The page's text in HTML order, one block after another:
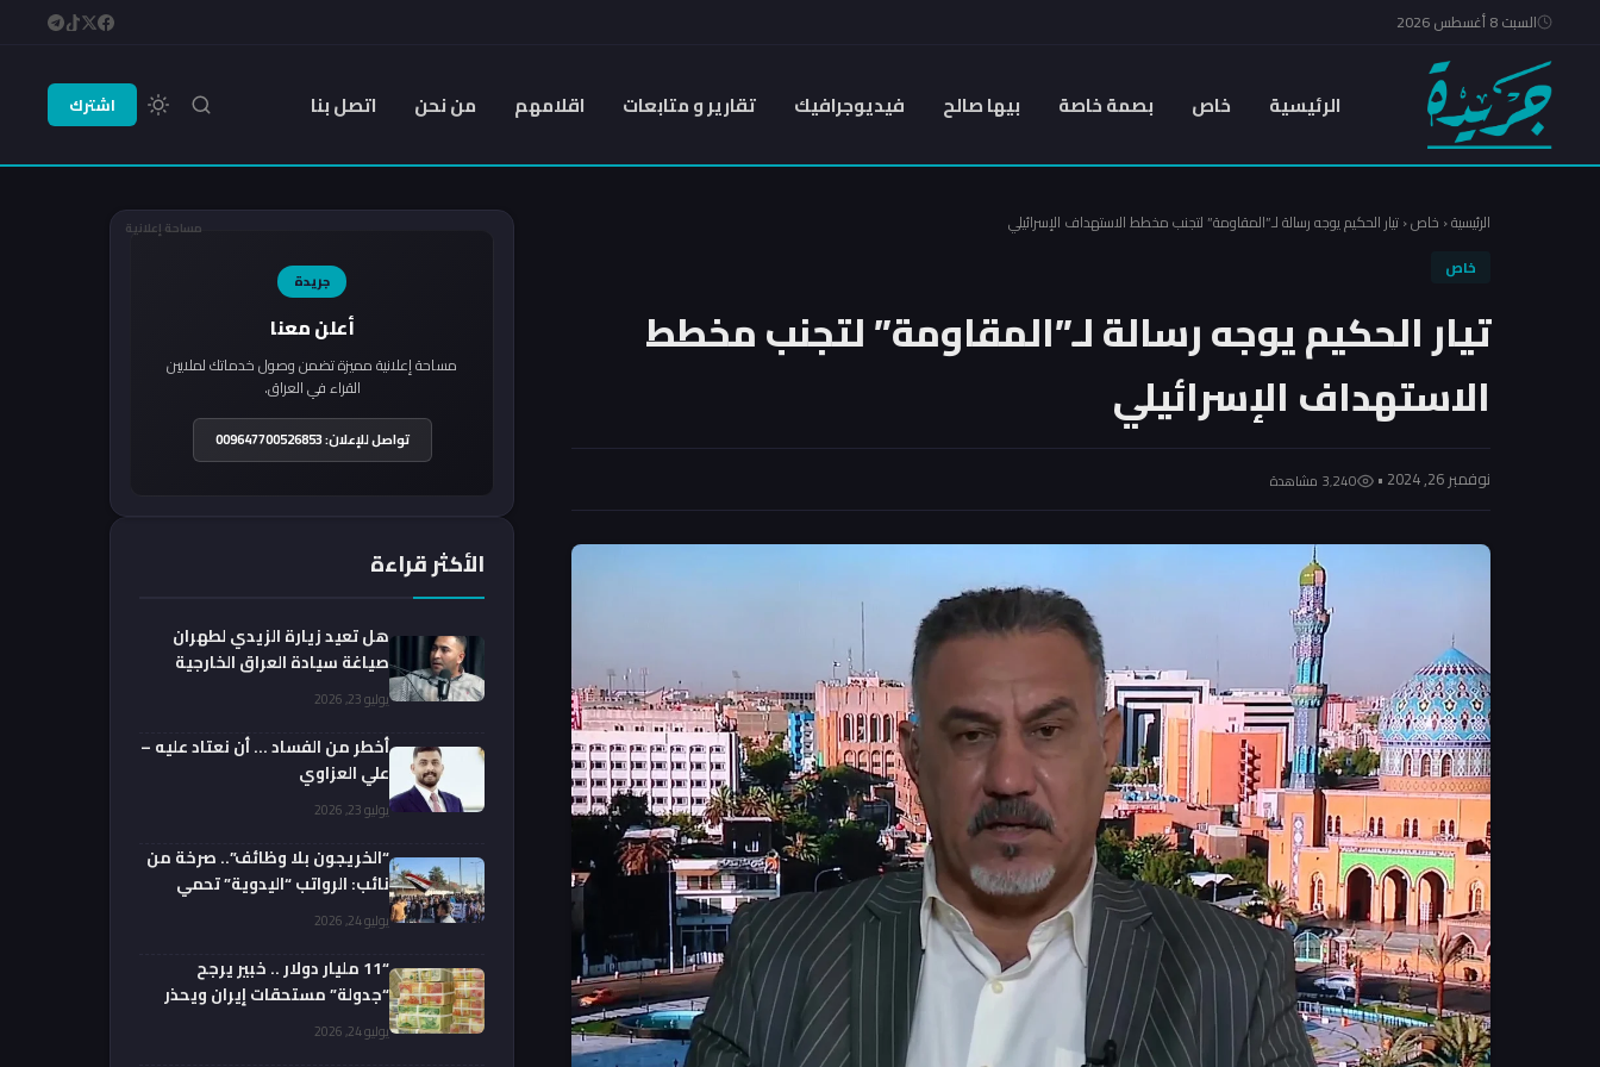
السبت 8 أغسطس 2026
الرئيسية خاص بصمة خاصة بيها صالح فيديوجرافيك تقارير و متابعات اقلامهم من نحن اتصل بنا اشترك
الرئيسية‹ خاص‹تيار الحكيم يوجه رسالة لـ”المقاومة” لتجنب مخطط الاستهداف الإسرائيلي
خاص
تيار الحكيم يوجه رسالة لـ”المقاومة” لتجنب مخطط
الاستهداف الإسرائيلي
نوفمبر 26, 2024 • 3٬240 مشاهدة
مساحة إعلانية
جريدة
أعلن معنا
مساحة إعلانية مميزة تضمن وصول خدماتك لملايين
القراء في العراق.
تواصل للإعلان: 009647700526853
الأكثر قراءة
هل تعيد زيارة الزيدي لطهران
صياغة سيادة العراق الخارجية
فعليا؟.. باحث يوضحيوليو 23, 2026
أخطر من الفساد … أن نعتاد عليه –
علي العزاوي
يوليو 23, 2026
“الخريجون بلا وظائف”.. صرخة من
نائب: الرواتب “اليدوية” تحمي
الفضائيين!يوليو 24, 2026
“11 مليار دولار .. خبير يرجح
“جدولة” مستحقات إيران ويحذر
من السداد الفورييوليو 24, 2026